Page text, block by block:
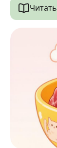
Читать